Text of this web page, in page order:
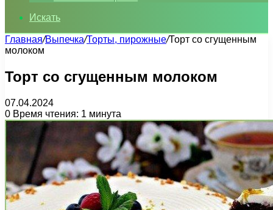
Искать
Главная/Выпечка/Торты, пирожные/Торт со сгущенным
молоком
Торт со сгущенным молоком
07.04.2024
0 Время чтения: 1 минута